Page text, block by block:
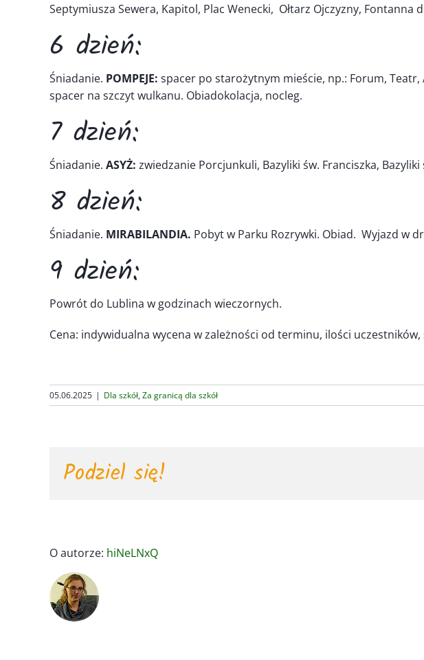
Septymiusza Sewera, Kapitol, Plac Wenecki, Ołtarz Ojczyzny,
6 dzień:
Śniadanie. POMPEJE: spacer po starożytnym mieście, np.: Forum,
spacer na szczyt wulkanu. Obiadokolacja, nocleg.
7 dzień:
Śniadanie. ASYŻ: zwiedzanie Porcjunkuli, Bazyliki św. Franciszka,
8 dzień:
Śniadanie. MIRABILANDIA. Pobyt w Parku Rozrywki. Obiad. Wyjazd w
9 dzień:
Powrót do Lublina w godzinach wieczornych.
Cena: indywidualna wycena w zależności od terminu, ilości
05.06.2025 | Dla szkół, Za granicą dla szkół
Podziel się!
O autorze: hiNeLNxQ